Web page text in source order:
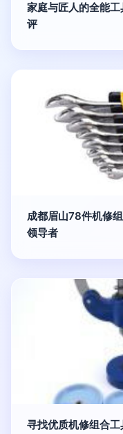
家庭与匠人的全能
评
成都眉山78件机修
领导者
寻找优质机修组合